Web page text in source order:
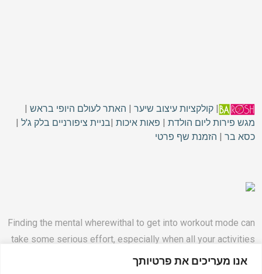
אנו מעריכים את פרטיותך
| קולקציות עיצוב שיער | האתר לעולם היופי בראש |
מגש פירות ליום הולדת | פאות איכות |בניית ציפורניים בלק ג'ל |
כסא בר | הזמנת שף פרטי
Finding the mental wherewithal to get into workout mode can
take some serious effort, especially when all your activities